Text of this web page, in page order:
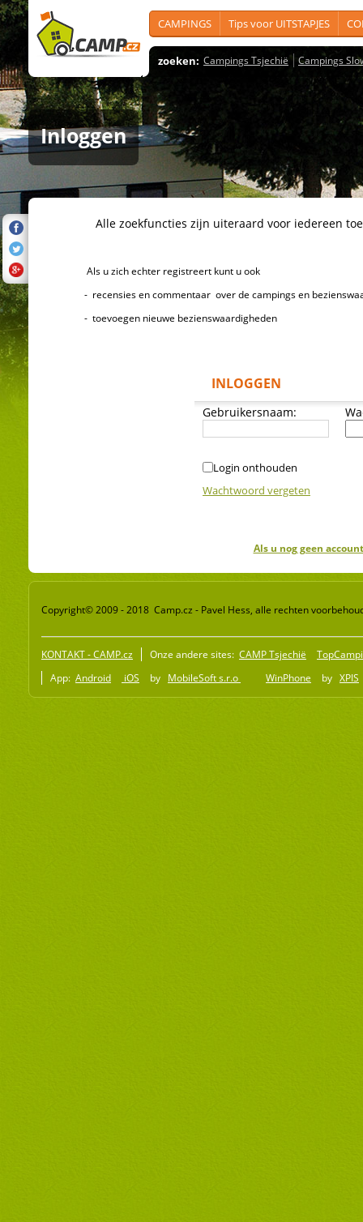
CAMPINGS Tips voor UITSTAPJES
zoeken: Campings Tsjechië Campings
Inloggen
Alle zoekfuncties zijn uiteraard voor iedereen
Als u zich echter registreert kunt u ook
- recensies en commentaar over de campings en
- toevoegen nieuwe bezienswaardigheden
INLOGGEN
Gebruikersnaam:
Login onthouden
Wachtwoord vergeten
Als u nog geen
Copyright© 2009 - 2018 Camp.cz - Pavel Hess, alle rechten
KONTAKT - CAMP.cz Onze andere sites: CAMP Tsjechië
App: Android iOS by MobileSoft s.r.o WinPhone by XPIS